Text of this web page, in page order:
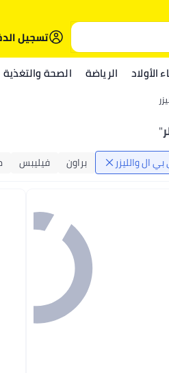
تسجيل
الأولاد الرياضة الصحة والتغذية
"
ال والليزر براون فيليبس